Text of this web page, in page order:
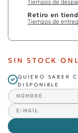
Tiempos de
Retiro en
Tiempos de
SIN STOCK
QUIERO SABER
DISPONIBLE